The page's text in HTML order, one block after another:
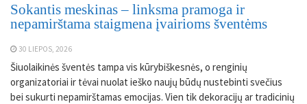
Sokantis meskinas – linksma pramoga ir
nepamirštama staigmena įvairioms šventėms
30 LIEPOS, 2026
Šiuolaikinės šventės tampa vis kūrybiškesnės, o renginių
organizatoriai ir tėvai nuolat ieško naujų būdų nustebinti svečius
bei sukurti nepamirštamas emocijas. Vien tik dekoracijų ar tradicinių